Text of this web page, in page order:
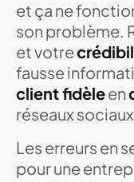
et ça ne
son problème.
et votre
fausse
client fidèleen
réseaux
Les erreurs en
pour une